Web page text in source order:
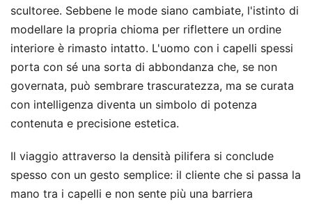
scultoree. Sebbene le mode siano cambiate, l'istinto di
modellare la propria chioma per riflettere un ordine
interiore è rimasto intatto. L'uomo con i capelli spessi
porta con sé una sorta di abbondanza che, se non
governata, può sembrare trascuratezza, ma se curata
con intelligenza diventa un simbolo di potenza
contenuta e precisione estetica.
Il viaggio attraverso la densità pilifera si conclude
spesso con un gesto semplice: il cliente che si passa la
mano tra i capelli e non sente più una barriera